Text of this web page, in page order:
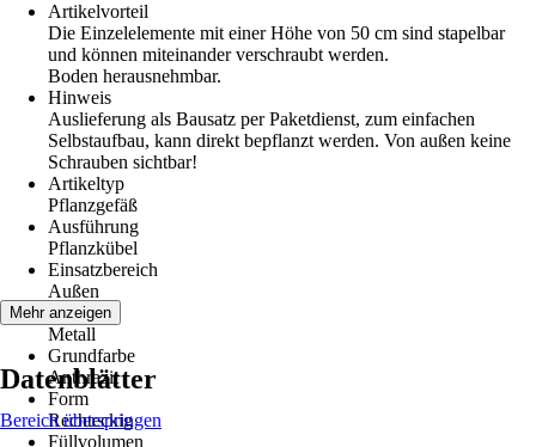
Artikelvorteil
Die Einzelelemente mit einer Höhe von 50 cm sind stapelbar
und können miteinander verschraubt werden.
Boden herausnehmbar.
Hinweis
Auslieferung als Bausatz per Paketdienst, zum einfachen
Selbstaufbau, kann direkt bepflanzt werden. Von außen keine
Schrauben sichtbar!
Artikeltyp
Pflanzgefäß
Ausführung
Pflanzkübel
Einsatzbereich
Außen
Material
Metall
Grundfarbe
Anthrazit
Form
Rechteckig
Füllvolumen
Mehr anzeigen
Datenblätter
Bereich überspringen